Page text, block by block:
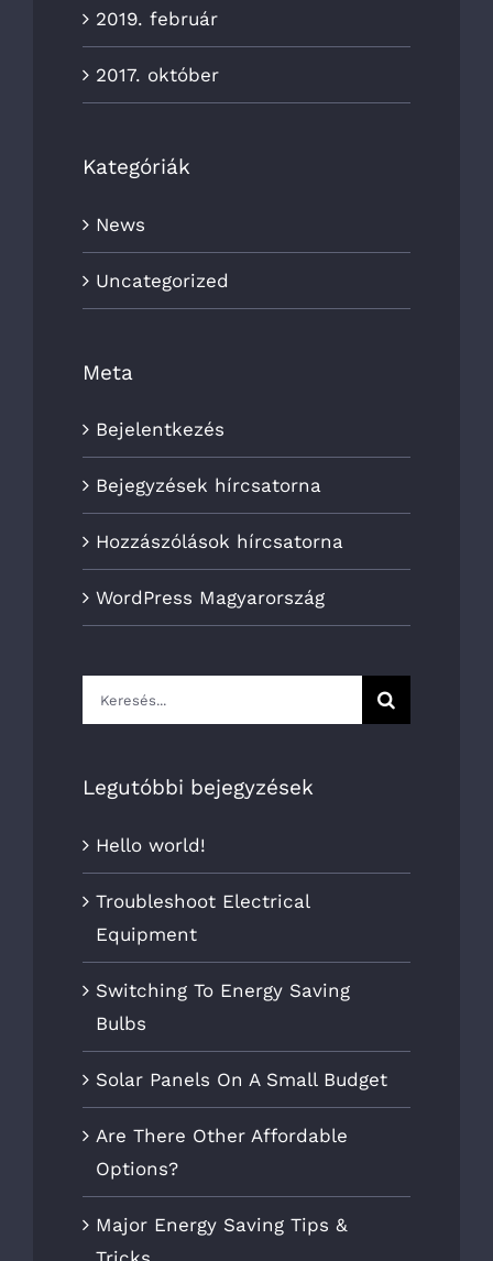
2019. február
2017. október
Kategóriák
News
Uncategorized
Meta
Bejelentkezés
Bejegyzések hírcsatorna
Hozzászólások hírcsatorna
WordPress Magyarország
Keresés...
Legutóbbi bejegyzések
Hello world!
Troubleshoot Electrical
Equipment
Switching To Energy Saving
Bulbs
Solar Panels On A Small Budget
Are There Other Affordable
Options?
Major Energy Saving Tips &